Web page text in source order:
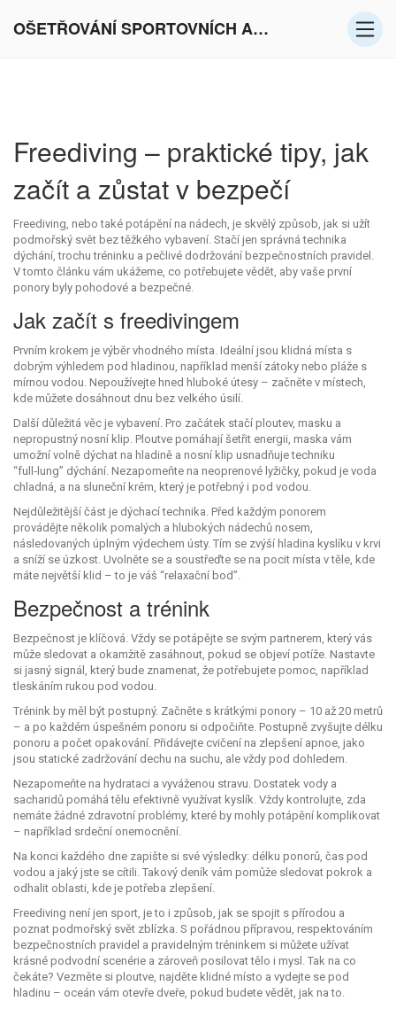
OŠETŘOVÁNÍ SPORTOVNÍCH AKTIVIT V EVROPĚ
Freediving – praktické tipy, jak
začít a zůstat v bezpečí
Freediving, nebo také potápění na nádech, je skvělý způsob, jak si užít
podmořský svět bez těžkého vybavení. Stačí jen správná technika
dýchání, trochu tréninku a pečlivé dodržování bezpečnostních pravidel.
V tomto článku vám ukážeme, co potřebujete vědět, aby vaše první
ponory byly pohodové a bezpečné.
Jak začít s freedivingem
Prvním krokem je výběr vhodného místa. Ideální jsou klidná místa s
dobrým výhledem pod hladinou, například menší zátoky nebo pláže s
mírnou vodou. Nepoužívejte hned hluboké útesy – začněte v místech,
kde můžete dosáhnout dnu bez velkého úsilí.
Další důležitá věc je vybavení. Pro začátek stačí ploutev, masku a
nepropustný nosní klip. Ploutve pomáhají šetřit energii, maska vám
umožní volně dýchat na hladině a nosní klip usnadňuje techniku
“full‑lung” dýchání. Nezapomeňte na neoprenové lyžičky, pokud je voda
chladná, a na sluneční krém, který je potřebný i pod vodou.
Nejdůležitější část je dýchací technika. Před každým ponorem
provádějte několik pomalých a hlubokých nádechů nosem,
následovaných úplným výdechem ústy. Tím se zvýší hladina kyslíku v krvi
a sníží se úzkost. Uvolněte se a soustřeďte se na pocit místa v těle, kde
máte největší klid – to je váš “relaxační bod”.
Bezpečnost a trénink
Bezpečnost je klíčová. Vždy se potápějte se svým partnerem, který vás
může sledovat a okamžitě zasáhnout, pokud se objeví potíže. Nastavte
si jasný signál, který bude znamenat, že potřebujete pomoc, například
tleskáním rukou pod vodou.
Trénink by měl být postupný. Začněte s krátkými ponory – 10 až 20 metrů
– a po každém úspešném ponoru si odpočiňte. Postupně zvyšujte délku
ponoru a počet opakování. Přidávejte cvičení na zlepšení apnoe, jako
jsou statické zadržování dechu na suchu, ale vždy pod dohledem.
Nezapomeňte na hydrataci a vyváženou stravu. Dostatek vody a
sacharidů pomáhá tělu efektivně využívat kyslík. Vždy kontrolujte, zda
nemáte žádné zdravotní problémy, které by mohly potápění komplikovat
– například srdeční onemocnění.
Na konci každého dne zapište si své výsledky: délku ponorů, čas pod
vodou a jaký jste se cítili. Takový deník vám pomůže sledovat pokrok a
odhalit oblasti, kde je potřeba zlepšení.
Freediving není jen sport, je to i způsob, jak se spojit s přírodou a
poznat podmořský svět zblízka. S pořádnou přípravou, respektováním
bezpečnostních pravidel a pravidelným tréninkem si můžete užívat
krásné podvodní scenérie a zároveň posilovat tělo i mysl. Tak na co
čekáte? Vezměte si ploutve, najděte klidné místo a vydejte se pod
hladinu – oceán vám otevře dveře, pokud budete vědět, jak na to.